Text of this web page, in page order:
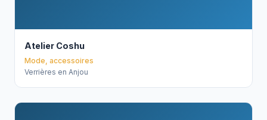
Atelier Coshu
Mode, accessoires
Verrières en Anjou